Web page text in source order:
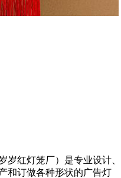
岁红灯笼厂）是专业设计、
和订做各种形状的广告灯